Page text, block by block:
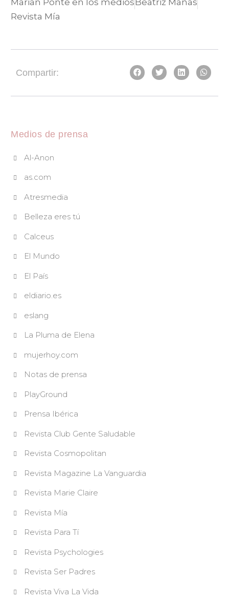
Revista Mía
Compartir:
Medios de prensa
Al-Anon
as.com
Atresmedia
Belleza eres tú
Calceus
El Mundo
El País
eldiario.es
eslang
La Pluma de Elena
mujerhoy.com
Notas de prensa
PlayGround
Prensa Ibérica
Revista Club Gente Saludable
Revista Cosmopolitan
Revista Magazine La Vanguardia
Revista Marie Claire
Revista Mía
Revista Para Tí
Revista Psychologies
Revista Ser Padres
Revista Viva La Vida